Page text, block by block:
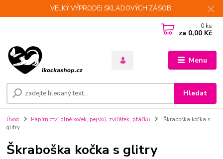
VELKÝ VÝPRODEJ SKLADOVÝCH ZÁSOB.
Menu
Hledat
0 ks
za 0,00 Kč
Úvod Papírnictví plné koček, pejsků, zvířátek, ptáčků
Škraboška kočka s
glitry
Škraboška kočka s glitry